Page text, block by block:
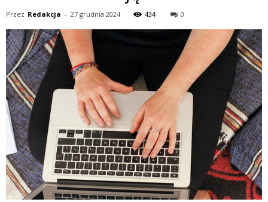
Przez Redakcja - 27 grudnia 2024 434 0